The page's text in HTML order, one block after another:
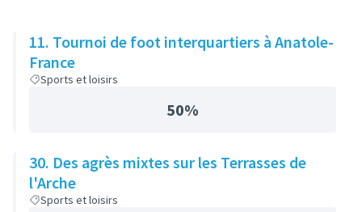
11. Tournoi de foot interquartiers à Anatole-
France
Sports et loisirs
50%
30. Des agrès mixtes sur les Terrasses de
l'Arche
Sports et loisirs